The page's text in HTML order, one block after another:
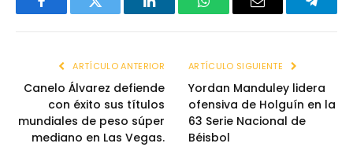
FacebookTwitter LinkedInWhatsAppEmail
ARTÍCULO ANTERIOR
Canelo Álvarez defiende
con éxito sus títulos
mundiales de peso súper
mediano en Las Vegas.
ARTÍCULO SIGUIENTE
Yordan Manduley lidera
ofensiva de Holguín en la
63 Serie Nacional de
Béisbol